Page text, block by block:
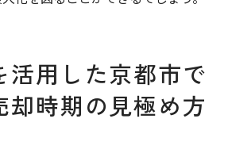
活用した京都市で
却時期の見極め方